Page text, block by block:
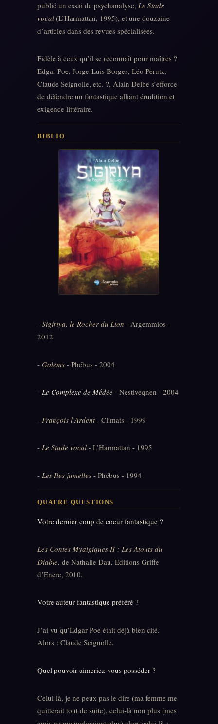
publié un essai de psychanalyse, Le Stade
vocal(L’Harmattan, 1995), et une douzaine
d’articles dans des revues spécialisées.
Fidèle à ceux qu’il se reconnaît pour maîtres ?
Edgar Poe, Jorge-Luis Borges, Léo Perutz,
Claude Seignolle, etc. ?, Alain Delbe s’efforce
de défendre un fantastique alliant érudition et
exigence littéraire.
BIBLIO
- Sigiriya, le Rocher du Lion - Argemmios -
2012
- Golems- Phébus - 2004
- Le Complexe de Médée - Nestiveqnen - 2004
- François l’Ardent- Climats - 1999
- Le Stade vocal- L’Harmattan - 1995
- Les Iles jumelles- Phébus - 1994
QUATRE QUESTIONS
Votre dernier coup de coeur fantastique ?
Les Contes Myalgiques II : Les Atouts du
Diable, de Nathalie Dau, Editions Griffe
d’Encre, 2010.
Votre auteur fantastique préféré ?
J’ai vu qu’Edgar Poe était déjà bien cité.
Alors : Claude Seignolle.
Quel pouvoir aimeriez-vous posséder ?
Celui-là, je ne peux pas le dire (ma femme me
quitterait tout de suite), celui-là non plus (mes